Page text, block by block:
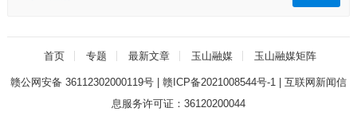
首页 专题 最新文章 玉山融媒 玉山融媒矩阵
赣公网安备 36112302000119号| 赣ICP备2021008544号-1| 互联网新闻信
息服务许可证：36120200044